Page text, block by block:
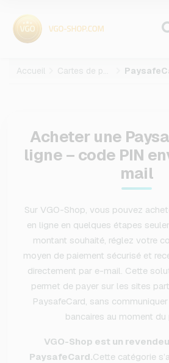
Accueil Cartes de paiement
Acheter une
ligne – code PIN
mail
Sur VGO-Shop, vous pouvez
en ligne en quelques étapes
montant souhaité, réglez votre
moyen de paiement sécurisé et
directement par e-mail. Cette
permet de payer sur les sites
PaysafeCard, sans
bancaires au moment du
VGO-Shop est un
PaysafeCard.Cette catégorie